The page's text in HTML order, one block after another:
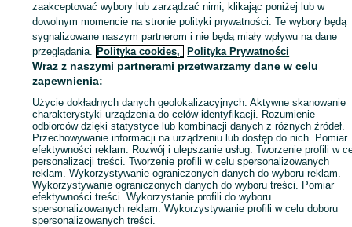
Zaloguj się / Załóż konto
zaakceptować wybory lub zarządzać nimi, klikając poniżej lub w
dowolnym momencie na stronie polityki prywatności. Te wybory będą
sygnalizowane naszym partnerom i nie będą miały wpływu na dane
przeglądania. Polityka cookies, Polityka Prywatności
Wraz z naszymi partnerami przetwarzamy dane w celu
zapewnienia:
Użycie dokładnych danych geolokalizacyjnych. Aktywne skanowanie
charakterystyki urządzenia do celów identyfikacji. Rozumienie
odbiorców dzięki statystyce lub kombinacji danych z różnych źródeł.
Przechowywanie informacji na urządzeniu lub dostęp do nich. Pomiar
efektywności reklam. Rozwój i ulepszanie usług. Tworzenie profili w
personalizacji treści. Tworzenie profili w celu spersonalizowanych
reklam. Wykorzystywanie ograniczonych danych do wyboru reklam.
Wykorzystywanie ograniczonych danych do wyboru treści. Pomiar
efektywności treści. Wykorzystanie profili do wyboru
spersonalizowanych reklam. Wykorzystywanie profili w celu doboru
spersonalizowanych treści.